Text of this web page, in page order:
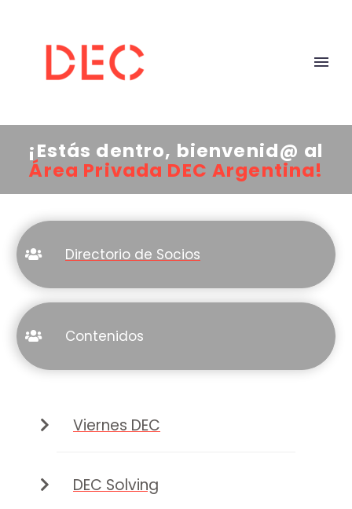
¡Estás dentro, bienvenid@ al
Área Privada DEC Argentina!
Directorio de Socios
Contenidos
Viernes DEC
DEC Solving